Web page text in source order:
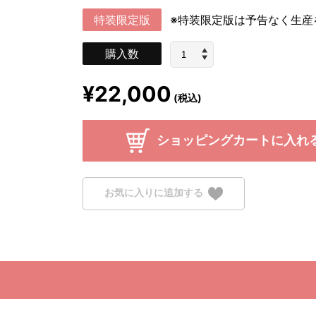
特装限定版 ※特装限定版は予告なく生産
購入数
¥22,000 (税込)
ショッピングカートに入れ
お気に入りに追加する